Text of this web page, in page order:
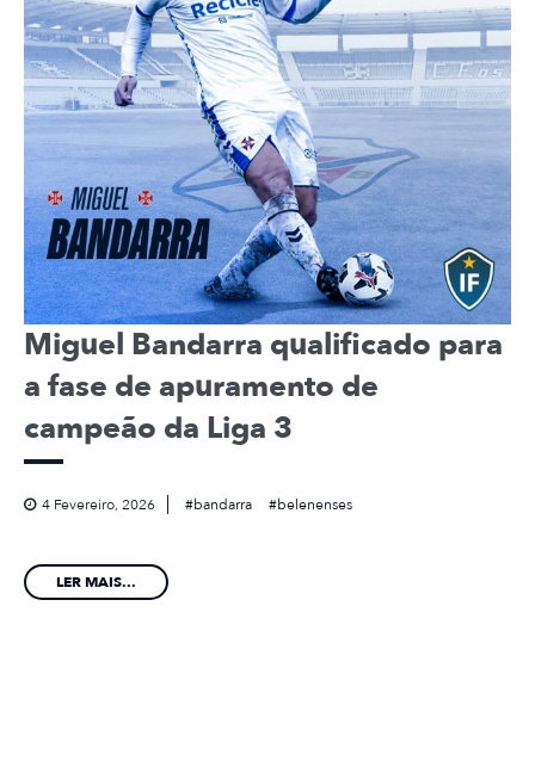
Miguel Bandarra qualificado para
a fase de apuramento de
campeão da Liga 3
4 Fevereiro, 2026 bandarra belenenses
LER MAIS...